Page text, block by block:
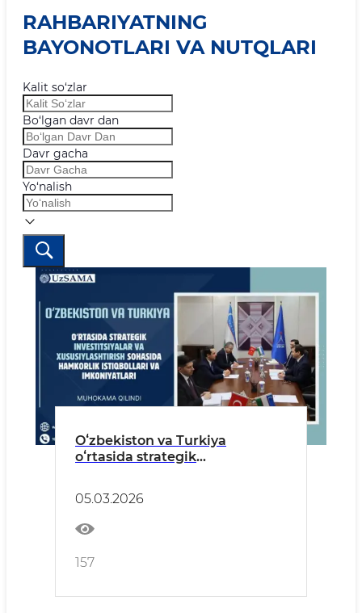
RAHBARIYATNING
BAYONOTLARI VA NUTQLARI
Kalit so‘zlar
Bo‘lgan davr dan
Davr gacha
Yo‘nalish
Oʻzbekiston va Turkiya
oʻrtasida strategik
hamkorlik istiqbollari va
imkoniyatlari muhokama
qilindi
05.03.2026
157